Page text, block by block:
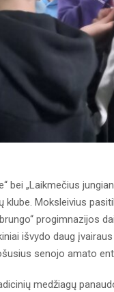
bei „Laikmečius
klube. Moksleivius
progimnazijos
išvydo daug
senojo amato
medžiagų